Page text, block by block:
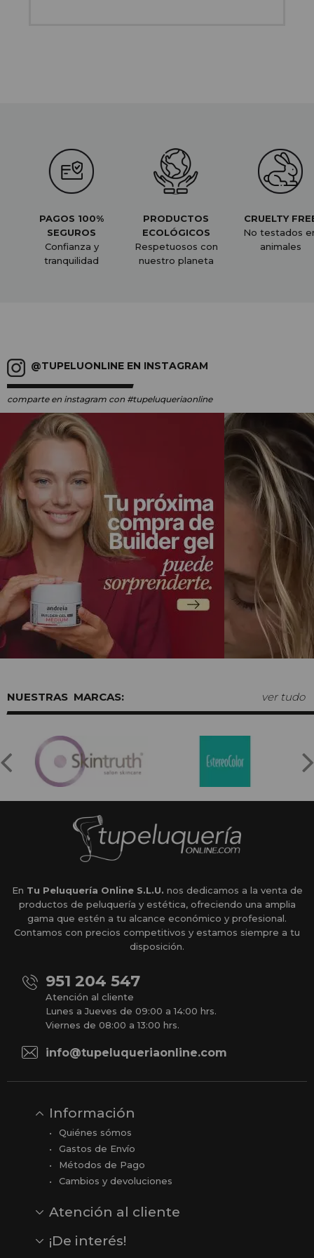
PAGOS 100%
SEGUROS
Confianza y
tranquilidad
PRODUCTOS
ECOLÓGICOS
Respetuosos con
nuestro planeta
CRUELTY
No testados
animales
@TUPELUONLINE EN INSTAGRAM
comparte en instagram con #tupeluqueriaonline
MARCAS: ver tudo
En Tu Peluquería Online S.L.U. nos dedicamos a la venta de
productos de peluquería y estética, ofreciendo una amplia
gama que estén a tu alcance económico y profesional.
Contamos con precios competitivos y estamos siempre a tu
disposición.
951 204 547
Atención al cliente
Lunes a Jueves de 09:00 a 14:00 hrs.
Viernes de 08:00 a 13:00 hrs.
info@tupeluqueriaonline.com
Información
Quiénes sómos
Gastos de Envío
Métodos de Pago
Cambios y devoluciones
Atención al cliente
Opiniones
Reseñas en Google
¡De interés!